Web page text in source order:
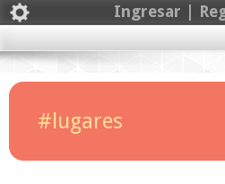
Ingresar |
#lugares